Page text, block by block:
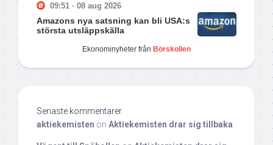
09:51 · 08 aug 2026
Amazons nya satsning kan bli USA:s
största utsläppskälla
Ekonominyheter från Börskollen
Senaste kommentarer
aktiekemisten on Aktiekemisten drar sig tillbaka